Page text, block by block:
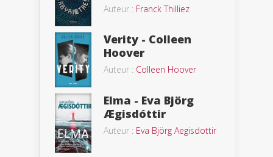
Auteur : Franck Thilliez
Verity - Colleen
Hoover
Auteur : Colleen Hoover
Elma - Eva Björg
Ægisdóttir
Auteur : Eva Björg Aegisdottir